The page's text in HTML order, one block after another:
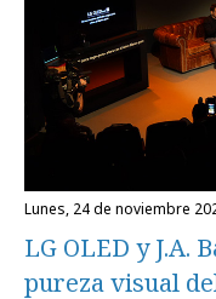
lunes, 24 de noviembre
LG OLED y J.A.
pureza visual